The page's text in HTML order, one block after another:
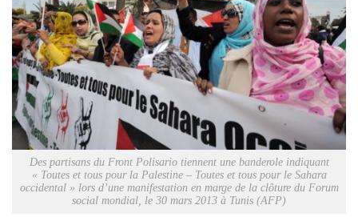
Des partisans du Front Polisario tiennent une banderole indiquant
« Toutes et tous pour la Palestine – Toutes et tous pour le Sahara
occidental » lors d’une manifestation en marge de la clôture du Forum
social mondial, le 30 mars 2013 à Tunis (AFP)